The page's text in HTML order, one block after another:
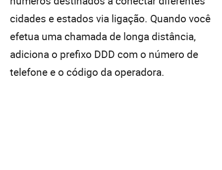
cidades e estados via ligação. Quando você
efetua uma chamada de longa distância,
adiciona o prefixo DDD com o número de
telefone e o código da operadora.